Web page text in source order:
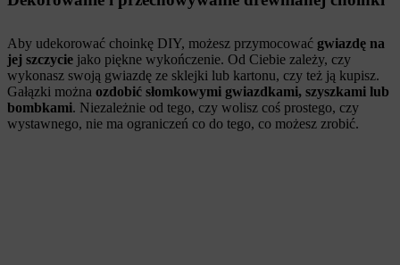
Aby udekorować choinkę DIY, możesz przymocować gwiazdę na
jej szczycie jako piękne wykończenie. Od Ciebie zależy, czy
wykonasz swoją gwiazdę ze sklejki lub kartonu, czy też ją kupisz.
Gałązki można ozdobić słomkowymi gwiazdkami, szyszkami lub
bombkami. Niezależnie od tego, czy wolisz coś prostego, czy
wystawnego, nie ma ograniczeń co do tego, co możesz zrobić.